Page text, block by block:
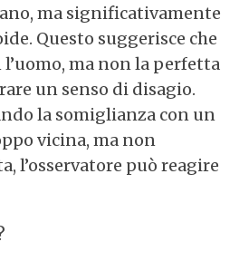
ma significativamente
Questo suggerisce che
ma non la perfetta
un senso di disagio.
la somiglianza con un
vicina, ma non
l’osservatore può reagire